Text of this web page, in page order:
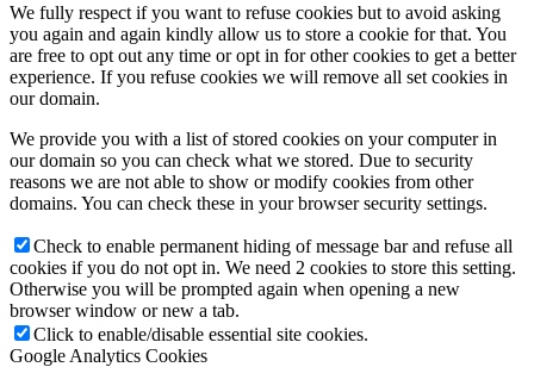
We fully respect if you want to refuse cookies but to avoid asking
you again and again kindly allow us to store a cookie for that. You
are free to opt out any time or opt in for other cookies to get a better
experience. If you refuse cookies we will remove all set cookies in
our domain.
We provide you with a list of stored cookies on your computer in
our domain so you can check what we stored. Due to security
reasons we are not able to show or modify cookies from other
domains. You can check these in your browser security settings.
Check to enable permanent hiding of message bar and refuse all
cookies if you do not opt in. We need 2 cookies to store this setting.
Otherwise you will be prompted again when opening a new
browser window or new a tab.
Click to enable/disable essential site cookies.
Google Analytics Cookies